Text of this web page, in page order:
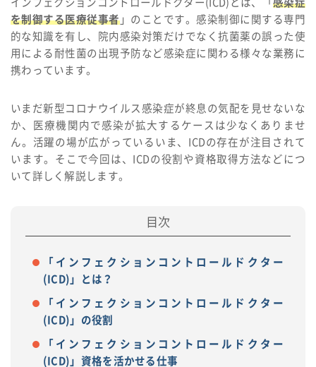
インフェクションコントロールドクター(ICD)とは、「感染症
を制御する医療従事者」のことです。感染制御に関する専門
的な知識を有し、院内感染対策だけでなく抗菌薬の誤った使
用による耐性菌の出現予防など感染症に関わる様々な業務に
携わっています。
いまだ新型コロナウイルス感染症が終息の気配を見せないな
か、医療機関内で感染が拡大するケースは少なくありませ
ん。活躍の場が広がっているいま、ICDの存在が注目されて
います。そこで今回は、ICDの役割や資格取得方法などにつ
いて詳しく解説します。
「インフェクションコントロールドクター
(ICD)」とは？
「インフェクションコントロールドクター
(ICD)」の役割
「インフェクションコントロールドクター
(ICD)」資格を活かせる仕事